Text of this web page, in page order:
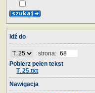
Idź do
strona:
Pobierz pełen tekst
T. 25.txt
Nawigacja